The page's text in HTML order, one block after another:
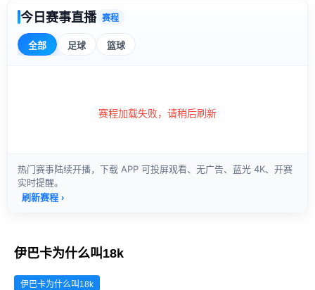
伊巴卡为什么叫18k
伊巴卡为什么叫18k